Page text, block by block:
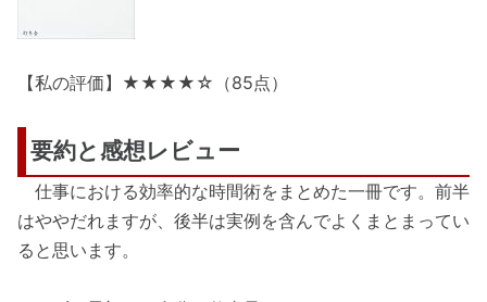
【私の評価】★★★★☆（85点）
要約と感想レビュー
仕事における効率的な時間術をまとめた一冊です。前半
はややだれますが、後半は実例を含んでよくまとまってい
ると思います。